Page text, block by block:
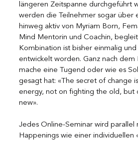
längeren Zeitspanne durchgeführt
werden die Teilnehmer sogar über
hinweg aktiv von Myriam Born,
Mind Mentorin und Coachin,
Kombination ist bisher einmalig
entwickelt worden. Ganz nach
mache eine Tugend oder wie es
gesagt hat: «The secret of change
energy, not on fighting the old, but
new».
Jedes Online-Seminar wird parallel
Happenings wie einer individuellen